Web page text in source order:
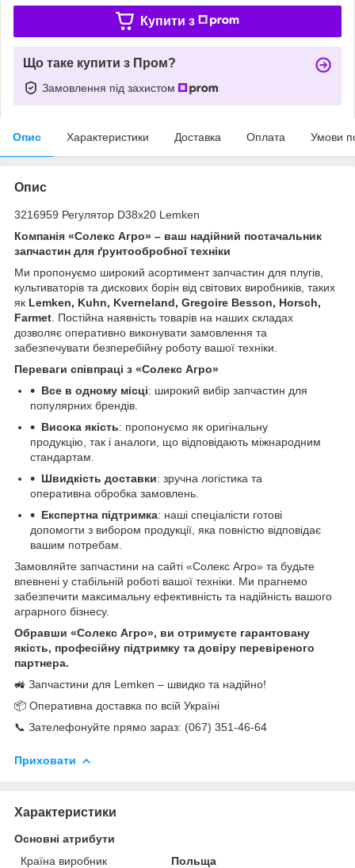
Купити з
Що таке купити з Пром?
Замовлення під захистом
Опис Характеристики Доставка Оплата Умови
Опис
3216959 Регулятор D38х20 Lemken
Компанія «Солекс Агро» – ваш надійний постачальник
запчастин для ґрунтообробної техніки
Ми пропонуємо широкий асортимент запчастин для плугів,
культиваторів та дискових борін від світових виробників, таких
як Lemken, Kuhn, Kverneland, Gregoire Besson, Horsch,
Farmet . Постійна наявність товарів на наших складах
дозволяє оперативно виконувати замовлення та
забезпечувати безперебійну роботу вашої техніки.
Переваги співпраці з «Солекс Агро»
Все в одному місці: широкий вибір запчастин для
популярних брендів.
Висока якість: пропонуємо як оригінальну
продукцію, так і аналоги, що відповідають міжнародним
стандартам.
Швидкість доставки: зручна логістика та
оперативна обробка замовлень.
Експертна підтримка: наші спеціалісти готові
допомогти з вибором продукції, яка повністю відповідає
вашим потребам.
Замовляйте запчастини на сайті «Солекс Агро» та будьте
впевнені у стабільній роботі вашої техніки. Ми прагнемо
забезпечити максимальну ефективність та надійність вашого
аграрного бізнесу.
Обравши «Солекс Агро», ви отримуєте гарантовану
якість, професійну підтримку та довіру перевіреного
партнера.
🚜 Запчастини для Lemken – швидко та надійно!
📦 Оперативна доставка по всій Україні
📞 Зателефонуйте прямо зараз: (067) 351-46-64
Приховати
Характеристики
Основні атрибути
Країна виробник
Польща